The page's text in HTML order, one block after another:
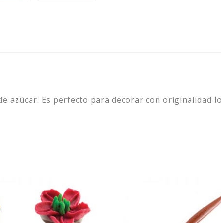
azúcar. Es perfecto para decorar con originalidad